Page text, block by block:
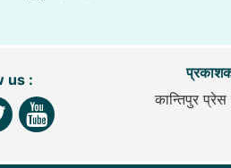
us :
कान्तिपुर प्रेस